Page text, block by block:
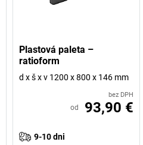
Plastová paleta –
ratioform
d x š x v 1200 x 800 x 146 mm
bez DPH
od 93,90 €
9-10 dni